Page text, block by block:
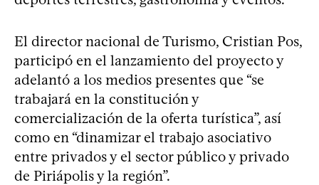
El director nacional de Turismo, Cristian Pos,
participó en el lanzamiento del proyecto y
adelantó a los medios presentes que “se
trabajará en la constitución y
comercialización de la oferta turística”, así
como en “dinamizar el trabajo asociativo
entre privados y el sector público y privado
de Piriápolis y la región”.